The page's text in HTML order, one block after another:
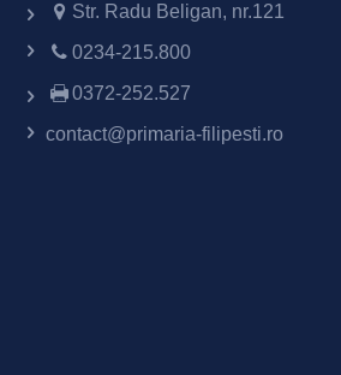
Str. Radu Beligan, nr.121
0234-215.800
0372-252.527
contact@primaria-filipesti.ro